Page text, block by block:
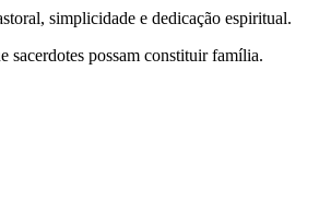
simplicidade e dedicação espiritual.
sacerdotes possam constituir família.